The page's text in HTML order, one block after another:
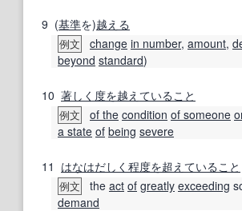
9 (基準を)越える
例文 change in number, amount,
beyond standard)
10 著しく 度を越えていること
例文 of the condition of someone
a state of being severe
11 はなはだしく 程度を超えていること
例文 the act of greatly exceeding
demand